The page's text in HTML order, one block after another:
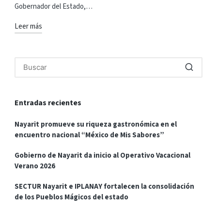
Gobernador del Estado,…
Leer más
Entradas recientes
Nayarit promueve su riqueza gastronómica en el
encuentro nacional “México de Mis Sabores”
Gobierno de Nayarit da inicio al Operativo Vacacional
Verano 2026
SECTUR Nayarit e IPLANAY fortalecen la consolidación
de los Pueblos Mágicos del estado